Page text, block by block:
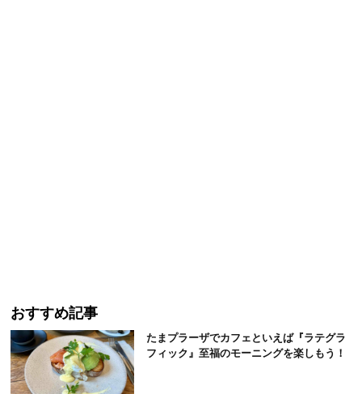
おすすめ記事
たまプラーザでカフェといえば『ラテグラ
フィック』至福のモーニングを楽しもう！